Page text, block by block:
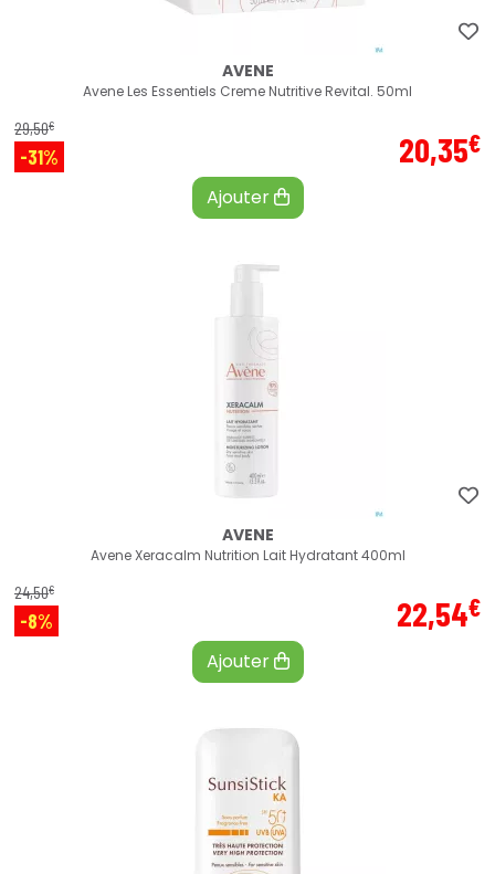
AVENE
Avene Les Essentiels Creme Nutritive Revital. 50ml
29,50€
-31% 20,35€
Ajouter
AVENE
Avene Xeracalm Nutrition Lait Hydratant 400ml
24,50€
-8% 22,54€
Ajouter